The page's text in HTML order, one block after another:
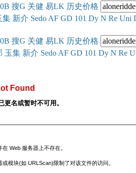
B 搜G 关健 易LK 历史价格
集 新介 Sedo AF GD 101 Dy N Re Uni